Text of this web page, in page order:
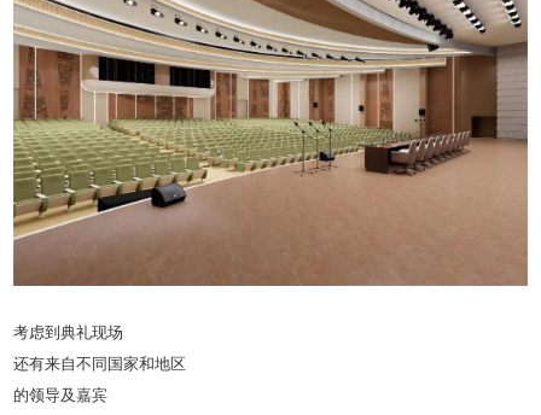
考虑到典礼现场
还有来自不同国家和地区
的领导及嘉宾